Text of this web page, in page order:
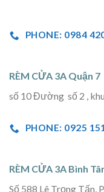
PHONE: 0984
RÈM CỬA 3A Quận 7
số 10 Đường số 2 ,
PHONE: 0925
RÈM CỬA 3A Bình
Số 588 Lê Trọng Tấn,